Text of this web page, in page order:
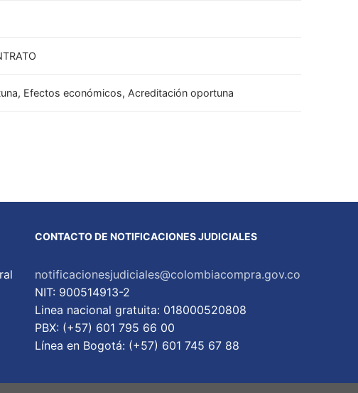
Efectos económicos, Acreditación oportuna
CONTACTO DE NOTIFICACIONES JUDICIALES
notificacionesjudiciales@colombiacompra.gov.co
NIT: 900514913-2
Linea nacional gratuita: 018000520808
PBX: (+57) 601 795 66 00
Lí­nea en Bogotá: (+57) 601 745 67 88